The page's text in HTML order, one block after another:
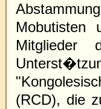
(RCD), die